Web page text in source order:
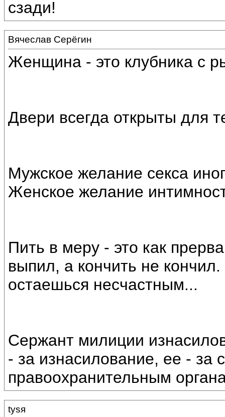
сзади!
Вячеслав Серёгин
Женщина - это клубника с
Двери всегда открыты для
Мужское желание секса
Женское желание
Пить в меру - это как
выпил, а кончить не
остаешься несчастным...
Сержант милиции
- за изнасилование, ее - за
правоохранительным
tysя